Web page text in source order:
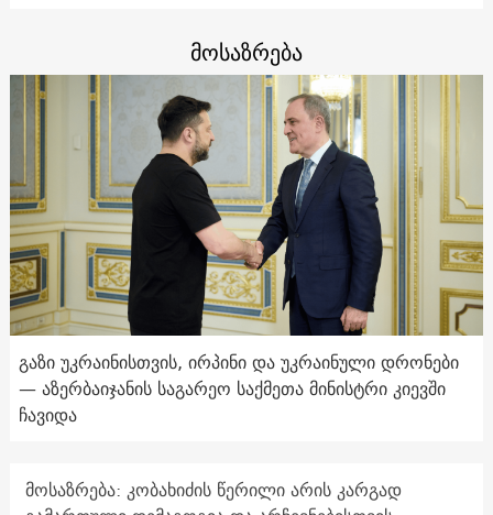
მოსაზრება
გაზი უკრაინისთვის, ირპინი და უკრაინული დრონები
— აზერბაიჯანის საგარეო საქმეთა მინისტრი კიევში
ჩავიდა
მოსაზრება: კობახიძის წერილი არის კარგად